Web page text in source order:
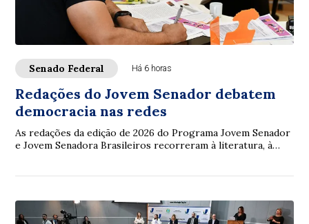
Senado Federal Há 6 horas
Redações do Jovem Senador debatem
democracia nas redes
As redações da edição de 2026 do Programa Jovem Senador
e Jovem Senadora Brasileiros recorreram à literatura, à